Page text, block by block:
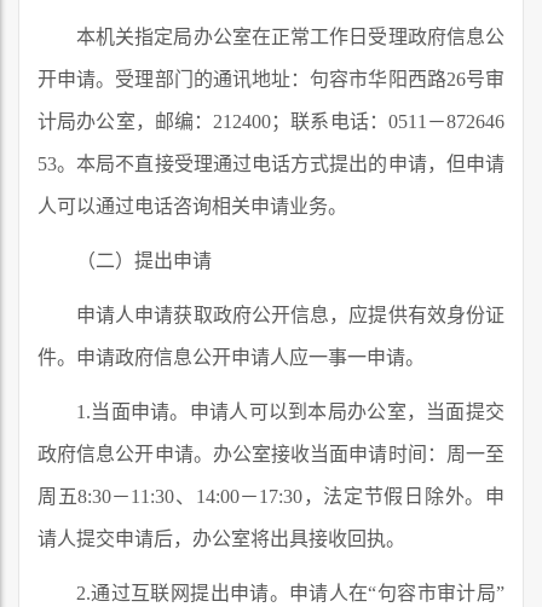
本机关指定局办公室在正常工作日受理政府信息公
开申请。受理部门的通讯地址：句容市华阳西路26号审
计局办公室，邮编：212400；联系电话：0511－872646
53。本局不直接受理通过电话方式提出的申请，但申请
人可以通过电话咨询相关申请业务。
（二）提出申请
申请人申请获取政府公开信息，应提供有效身份证
件。申请政府信息公开申请人应一事一申请。
1.当面申请。申请人可以到本局办公室，当面提交
政府信息公开申请。办公室接收当面申请时间：周一至
周五8:30－11:30、14:00－17:30，法定节假日除外。申
请人提交申请后，办公室将出具接收回执。
2.通过互联网提出申请。申请人在“句容市审计局”